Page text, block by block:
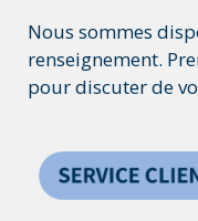
Nous sommes
renseignement.
pour discuter de